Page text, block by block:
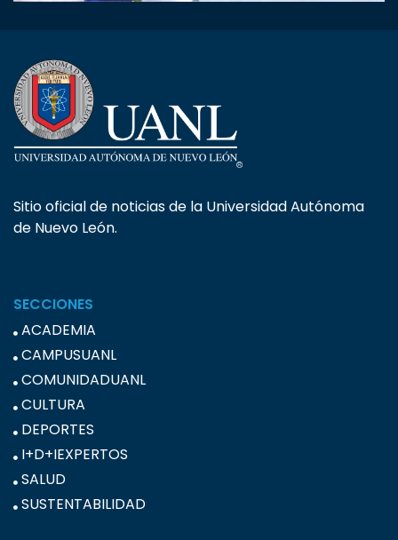
Sitio oficial de noticias de la Universidad Autónoma
de Nuevo León.
SECCIONES
ACADEMIA
CAMPUSUANL
COMUNIDADUANL
CULTURA
DEPORTES
I+D+IEXPERTOS
SALUD
SUSTENTABILIDAD